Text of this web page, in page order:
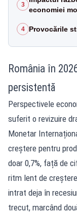
3
economiei
4 Provocările
România în
persistentă
Perspectivele
suferit o revizuire
Monetar
creștere pentru
doar 0,7%, față de
ritm lent de
intrat deja în
trecut, marcând